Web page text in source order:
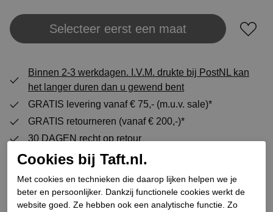
Plaats in winkeltas
Selecteer eerst een maat
Binnen 2-3 werkdagen. I.V.M. drukte bij PostNL kan
het langer duren dan u gewend bent
GRATIS levering vanaf € 75,- (m.u.v. sale)*
GRATIS retourneren (vanaf € 200,-)*
30 DAGEN recht op retour
Specificaties
Cookies bij Taft.nl.
Met cookies en technieken die daarop lijken helpen we je
beter en persoonlijker. Dankzij functionele cookies werkt de
website goed. Ze hebben ook een analytische functie. Zo